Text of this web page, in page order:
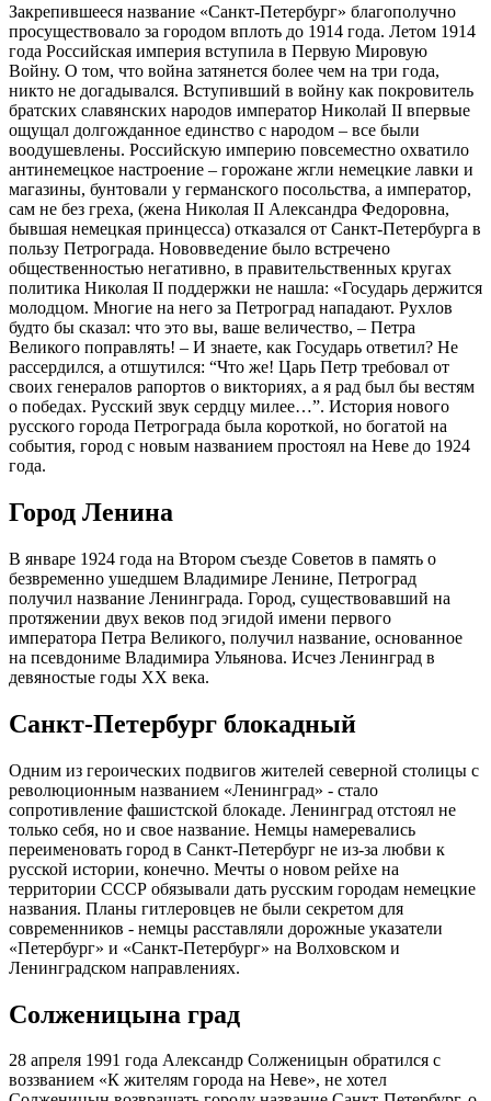
Закрепившееся название «Санкт-Петербург» благополучно
просуществовало за городом вплоть до 1914 года. Летом 1914
года Российская империя вступила в Первую Мировую
Войну. О том, что война затянется более чем на три года,
никто не догадывался. Вступивший в войну как покровитель
братских славянских народов император Николай II впервые
ощущал долгожданное единство с народом – все были
воодушевлены. Российскую империю повсеместно охватило
антинемецкое настроение – горожане жгли немецкие лавки и
магазины, бунтовали у германского посольства, а император,
сам не без греха, (жена Николая II Александра Федоровна,
бывшая немецкая принцесса) отказался от Санкт-Петербурга в
пользу Петрограда. Нововведение было встречено
общественностью негативно, в правительственных кругах
политика Николая II поддержки не нашла: «Государь держится
молодцом. Многие на него за Петроград нападают. Рухлов
будто бы сказал: что это вы, ваше величество, – Петра
Великого поправлять! – И знаете, как Государь ответил? Не
рассердился, а отшутился: “Что же! Царь Петр требовал от
своих генералов рапортов о викториях, а я рад был бы вестям
о победах. Русский звук сердцу милее…”. История нового
русского города Петрограда была короткой, но богатой на
события, город с новым названием простоял на Неве до 1924
года.
Город Ленина
В январе 1924 года на Втором съезде Советов в память о
безвременно ушедшем Владимире Ленине, Петроград
получил название Ленинграда. Город, существовавший на
протяжении двух веков под эгидой имени первого
императора Петра Великого, получил название, основанное
на псевдониме Владимира Ульянова. Исчез Ленинград в
девяностые годы XX века.
Санкт-Петербург блокадный
Одним из героических подвигов жителей северной столицы с
революционным названием «Ленинград» - стало
сопротивление фашистской блокаде. Ленинград отстоял не
только себя, но и свое название. Немцы намеревались
переименовать город в Санкт-Петербург не из-за любви к
русской истории, конечно. Мечты о новом рейхе на
территории СССР обязывали дать русским городам немецкие
названия. Планы гитлеровцев не были секретом для
современников - немцы расставляли дорожные указатели
«Петербург» и «Санкт-Петербург» на Волховском и
Ленинградском направлениях.
Солженицына град
28 апреля 1991 года Александр Солженицын обратился с
воззванием «К жителям города на Неве», не хотел